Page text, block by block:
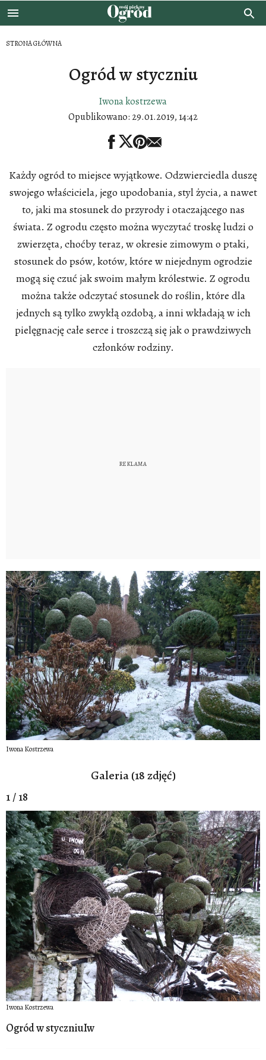
STRONA GŁÓWNA
Ogród w styczniu
Iwona kostrzewa
Opublikowano: 29.01.2019, 14:42
Każdy ogród to miejsce wyjątkowe. Odzwierciedla duszę
swojego właściciela, jego upodobania, styl życia, a nawet
to, jaki ma stosunek do przyrody i otaczającego nas
świata. Z ogrodu często można wyczytać troskę ludzi o
zwierzęta, choćby teraz, w okresie zimowym o ptaki,
stosunek do psów, kotów, które w niejednym ogrodzie
mogą się czuć jak swoim małym królestwie. Z ogrodu
można także odczytać stosunek do roślin, które dla
jednych są tylko zwykłą ozdobą, a inni wkładają w ich
pielęgnację całe serce i troszczą się jak o prawdziwych
członków rodziny.
Iwona Kostrzewa
Galeria (18 zdjęć)
1 / 18
Iwona Kostrzewa
Ogród w styczniuIw